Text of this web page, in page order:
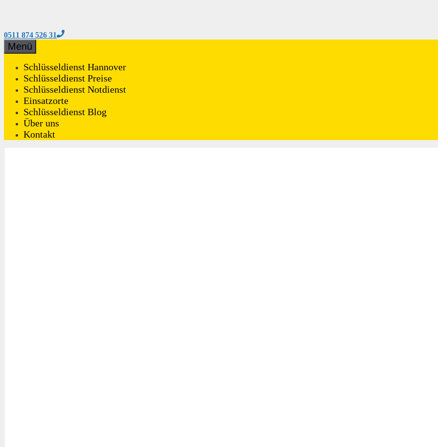
0511 874 526 31
Zum
Inhalt
Menü
Schlüsseldienst Hannover
Schlüsseldienst Preise
Schlüsseldienst Notdienst
Einsatzorte
Schlüsseldienst Blog
Über uns
Kontakt